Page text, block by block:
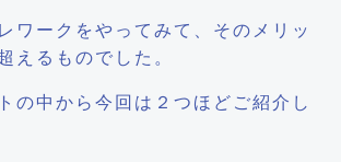
ワークをやってみて、そのメリッ
えるものでした。
の中から今回は２つほどご紹介し